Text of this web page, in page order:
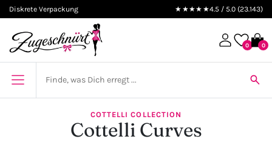
Diskrete Verpackung ★★★★★4.5 / 5.0 (23.143)
0 0
COTTELLI COLLECTION
Cottelli Curves